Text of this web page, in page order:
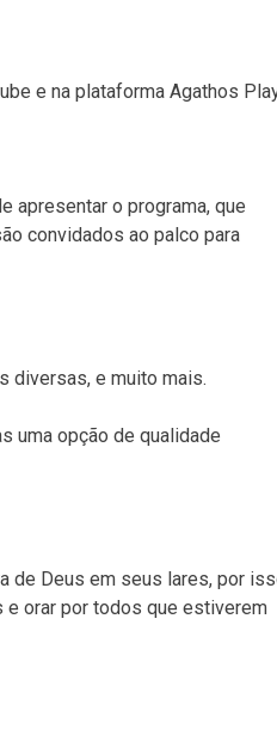
e na plataforma Agathos
apresentar o programa, que
convidados ao palco para
diversas, e muito mais.
uma opção de qualidade
de Deus em seus lares, por
e orar por todos que estiverem